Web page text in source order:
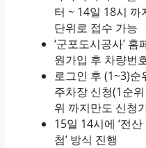
터 ~ 14일 18시 까
단위로 접수 가능
‘군포도시공사’ 홈
원가입 후 차량번
로그인 후 (1~3)순
주차장 신청(1순
위 까지만도 신청
15일 14시에 ‘전
첨’ 방식 진행